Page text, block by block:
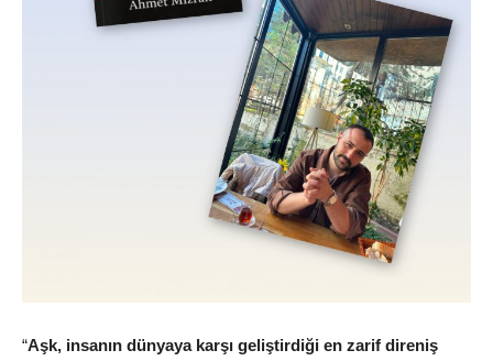
“Aşk, insanın dünyaya karşı geliştirdiği en zarif direniş